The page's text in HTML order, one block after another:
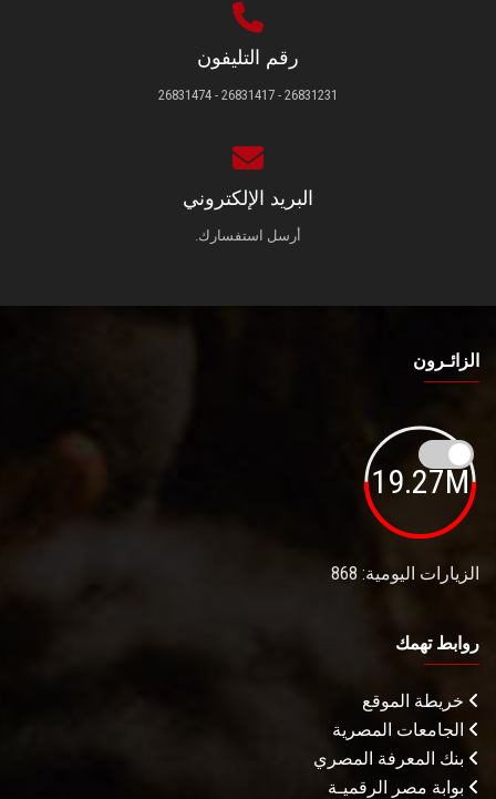
رقم التليفون
26831231 - 26831417 - 26831474
البريد الإلكتروني
أرسل استفسارك.
الزائـرون
19.27M
الزيارات اليومية: 868
روابط تهمك
خريطة الموقع
الجامعات المصرية
بنك المعرفة المصري
بوابة مصر الرقميـة